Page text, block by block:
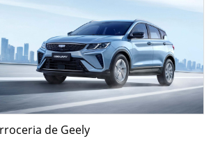
de Geely